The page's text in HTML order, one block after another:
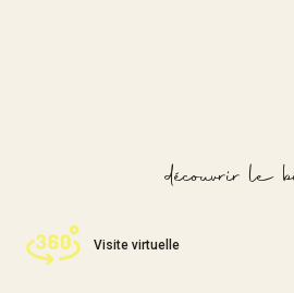
découvrir le
Visite virtuelle